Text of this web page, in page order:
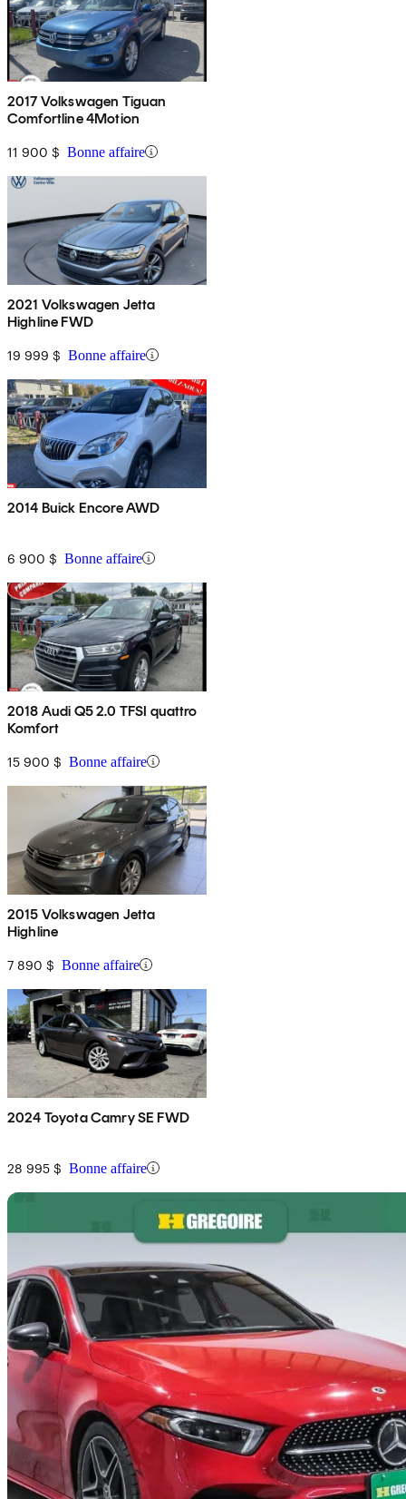
2017 Volkswagen Tiguan
Comfortline 4Motion
11 900 $ Bonne affaire
2021 Volkswagen Jetta
Highline FWD
19 999 $ Bonne affaire
2014 Buick Encore AWD
6 900 $ Bonne affaire
2018 Audi Q5 2.0 TFSI quattro
Komfort
15 900 $ Bonne affaire
2015 Volkswagen Jetta
Highline
7 890 $ Bonne affaire
2024 Toyota Camry SE FWD
28 995 $ Bonne affaire
2019 Mercedes-Benz A-Class